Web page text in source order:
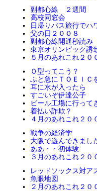
副都心線 ２週間
高校同窓会
日帰りバス旅行でハ
父の日２００８
副都心線開通秒読み
東京オリンピック誘
５月のあれこれ２０
Ｏ型ってこう？
ふと急にＴＯＥＩＣ
耳に水が入ったら
すごいぞ伊達公子
ビール工場に行って
着払い詐欺？
４月のあれこれ２０
戦争の経済学
大阪で遊んできまし
ああ・・初体験
３月のあれこれ２０
レッドソックス対ア
魚眼地図
２月のあれこれ２０